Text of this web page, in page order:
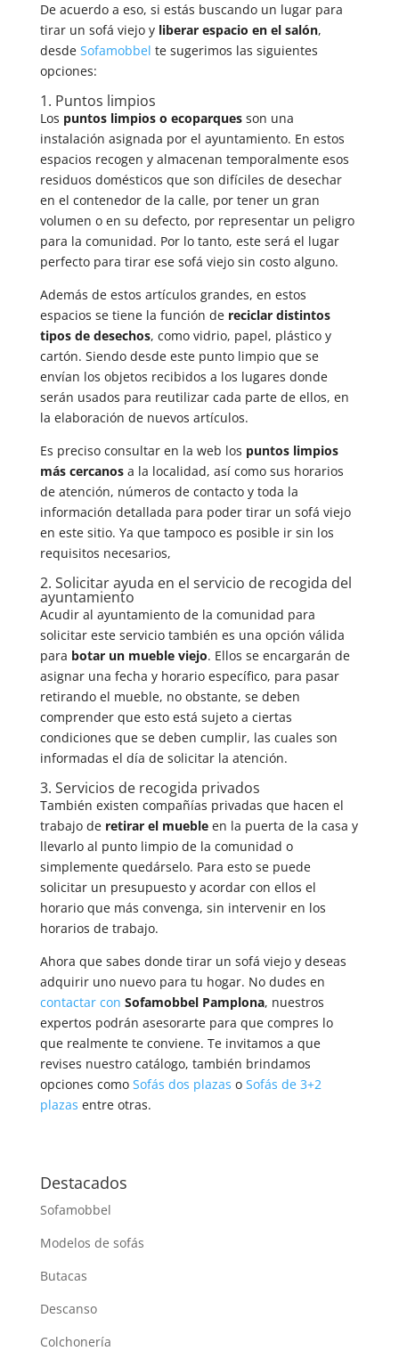
De acuerdo a eso, si estás buscando un lugar para
tirar un sofá viejo y liberar espacio en el salón,
desdeSofamobbel te sugerimos las siguientes
opciones:
1. Puntos limpios
Los puntos limpios o ecoparquesson una
instalación asignada por el ayuntamiento. En estos
espacios recogen y almacenan temporalmente esos
residuos domésticos que son difíciles de desechar
en el contenedor de la calle, por tener un gran
volumen o en su defecto, por representar un peligro
para la comunidad. Por lo tanto, este será el lugar
perfecto para tirar ese sofá viejo sin costo alguno.
Además de estos artículos grandes, en estos
espacios se tiene la función de reciclar distintos
tipos de desechos, como vidrio, papel, plástico y
cartón. Siendo desde este punto limpio que se
envían los objetos recibidos a los lugares donde
serán usados para reutilizar cada parte de ellos, en
la elaboración de nuevos artículos.
Es preciso consultar en la web los puntos limpios
más cercanosa la localidad, así como sus horarios
de atención, números de contacto y toda la
información detallada para poder tirar un sofá viejo
en este sitio. Ya que tampoco es posible ir sin los
requisitos necesarios,
2. Solicitar ayuda en el servicio de recogida del
ayuntamiento
Acudir al ayuntamiento de la comunidad para
solicitar este servicio también es una opción válida
para botar un mueble viejo. Ellos se encargarán de
asignar una fecha y horario específico, para pasar
retirando el mueble, no obstante, se deben
comprender que esto está sujeto a ciertas
condiciones que se deben cumplir, las cuales son
informadas el día de solicitar la atención.
3. Servicios de recogida privados
También existen compañías privadas que hacen el
trabajo deretirar el mueble en la puerta de la casa y
llevarlo al punto limpio de la comunidad o
simplemente quedárselo. Para esto se puede
solicitar un presupuesto y acordar con ellos el
horario que más convenga, sin intervenir en los
horarios de trabajo.
Ahora que sabes donde tirar un sofá viejo y deseas
adquirir uno nuevo para tu hogar. No dudes en
contactar con Sofamobbel Pamplona, nuestros
expertos podrán asesorarte para que compres lo
que realmente te conviene. Te invitamos a que
revises nuestro catálogo, también brindamos
opciones como Sofás dos plazas o Sofás de 3+2
plazas entre otras.
Destacados
Sofamobbel
Modelos de sofás
Butacas
Descanso
Colchonería